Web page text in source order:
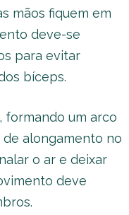
mãos fiquem em
deve-se
para evitar
bíceps.
formando um arco
alongamento no
o ar e deixar
deve